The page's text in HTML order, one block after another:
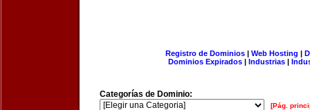
Registro de Dominios| Web Hosting |
Dominios Expirados | Industrias |
Categorías de Dominio:
[Pág.